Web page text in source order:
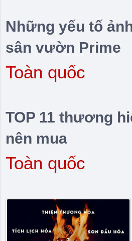
Những yếu tố
sân vườn Prime
Toàn quốc
TOP 11 thương
nên mua
Toàn quốc